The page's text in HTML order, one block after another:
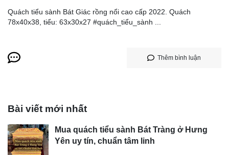
Quách tiểu sành Bát Giác rồng nổi cao cấp 2022. Quách
78x40x38, tiểu: 63x30x27 #quách_tiểu_sành ...
Thêm bình luận
Bài viết mới nhất
Mua quách tiểu sành Bát Tràng ở Hưng
Yên uy tín, chuẩn tâm linh